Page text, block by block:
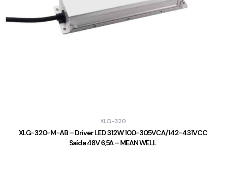
XLG-320
XLG-320-M-AB – Driver LED 312W 100-305VCA/142-431VCC
Saída 48V 6,5A – MEAN WELL